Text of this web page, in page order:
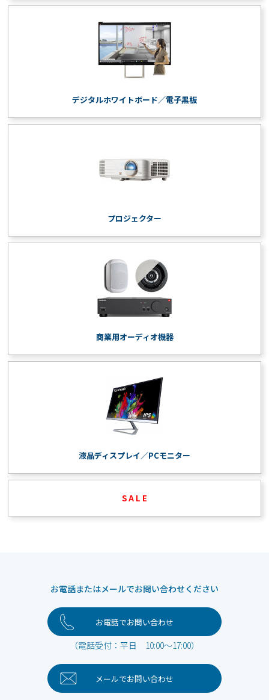
デジタルホワイトボード／電子黒板
プロジェクター
商業用オーディオ機器
液晶ディスプレイ／PCモニター
S A L E
お電話またはメールでお問い合わせください
お電話でお問い合わせ
（電話受付：平日 10:00～17:00）
メールでお問い合わせ